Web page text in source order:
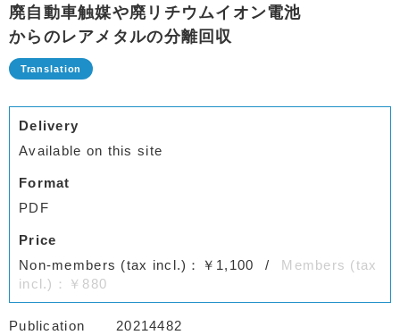
廃自動車触媒や廃リチウムイオン電池
からのレアメタルの分離回収
Delivery
Available on this site
Format
PDF
Price
Non-members (tax incl.)：￥1,100
Members (tax
incl.)：￥880
Publication
20214482